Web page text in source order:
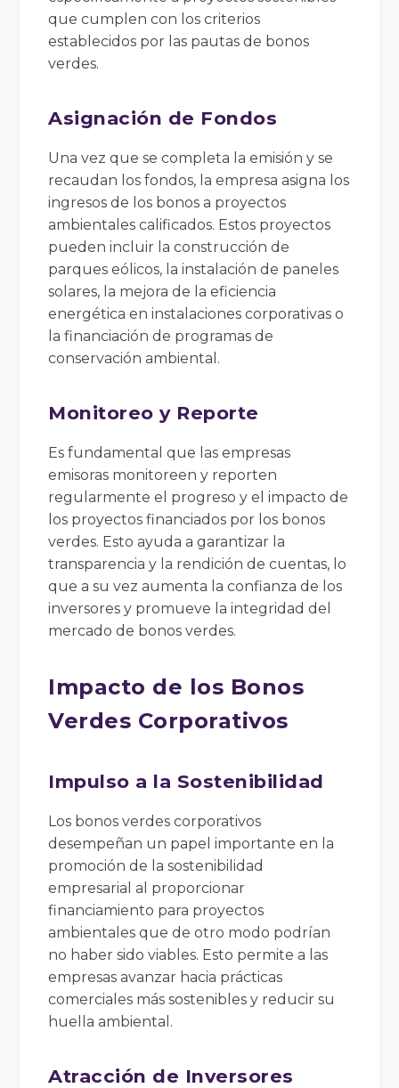
que cumplen con los criterios
establecidos por las pautas de bonos
verdes.
Asignación de Fondos
Una vez que se completa la emisión y se
recaudan los fondos, la empresa asigna los
ingresos de los bonos a proyectos
ambientales calificados. Estos proyectos
pueden incluir la construcción de
parques eólicos, la instalación de paneles
solares, la mejora de la eficiencia
energética en instalaciones corporativas o
la financiación de programas de
conservación ambiental.
Monitoreo y Reporte
Es fundamental que las empresas
emisoras monitoreen y reporten
regularmente el progreso y el impacto de
los proyectos financiados por los bonos
verdes. Esto ayuda a garantizar la
transparencia y la rendición de cuentas, lo
que a su vez aumenta la confianza de los
inversores y promueve la integridad del
mercado de bonos verdes.
Impacto de los Bonos
Verdes Corporativos
Impulso a la Sostenibilidad
Los bonos verdes corporativos
desempeñan un papel importante en la
promoción de la sostenibilidad
empresarial al proporcionar
financiamiento para proyectos
ambientales que de otro modo podrían
no haber sido viables. Esto permite a las
empresas avanzar hacia prácticas
comerciales más sostenibles y reducir su
huella ambiental.
Atracción de Inversores